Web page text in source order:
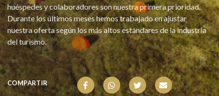
huéspedes y colaboradores son nuestra primera prioridad.
Durante los últimos meses hemos trabajado en ajustar
nuestra oferta según los más altos estándares de la industria
del turismo.
COMPARTIR